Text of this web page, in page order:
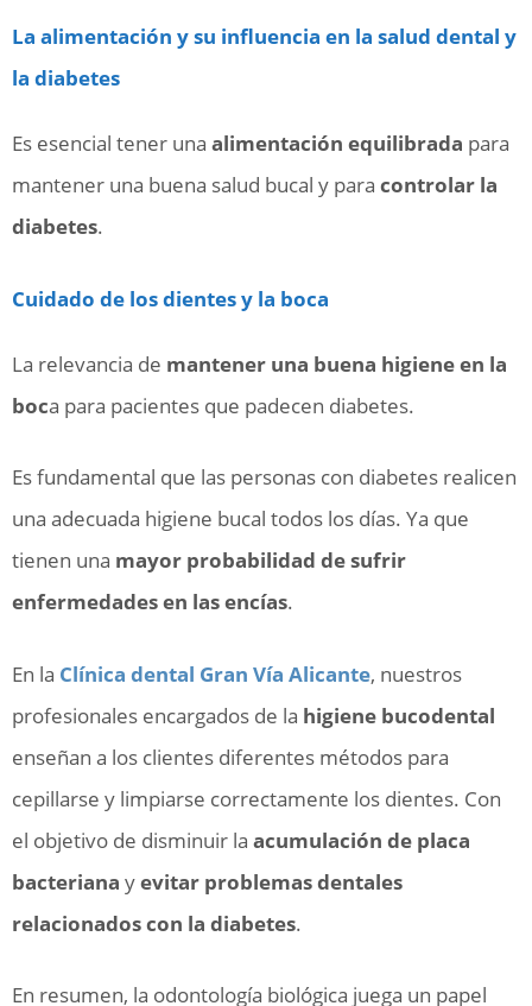
La alimentación y su influencia en la salud dental y
la diabetes
Es esencial tener una alimentación equilibrada para
mantener una buena salud bucal y para controlar la
diabetes.
Cuidado de los dientes y la boca
La relevancia de mantener una buena higiene en la
boca para pacientes que padecen diabetes.
Es fundamental que las personas con diabetes realicen
una adecuada higiene bucal todos los días. Ya que
tienen una mayor probabilidad de sufrir
enfermedades en las encías.
En la Clínica dental Gran Vía Alicante, nuestros
profesionales encargados de la higiene bucodental
enseñan a los clientes diferentes métodos para
cepillarse y limpiarse correctamente los dientes. Con
el objetivo de disminuir la acumulación de placa
bacteriana yevitar problemas dentales
relacionados con la diabetes.
En resumen, la odontología biológica juega un papel